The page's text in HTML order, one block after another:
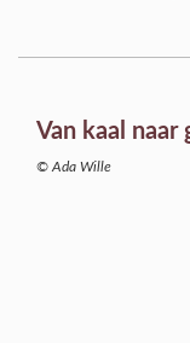
Van kaal naar
© Ada Wille